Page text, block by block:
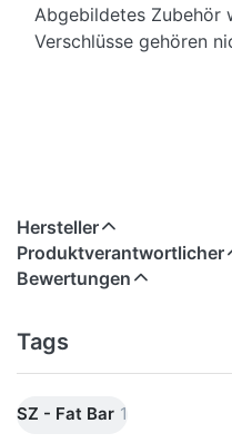
Abgebildetes Zubehör
Verschlüsse gehören
Hersteller
Produktverantwortlicher
Bewertungen
Tags
SZ - Fat Bar 1